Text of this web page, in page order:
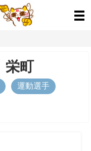
栄町
運動選手